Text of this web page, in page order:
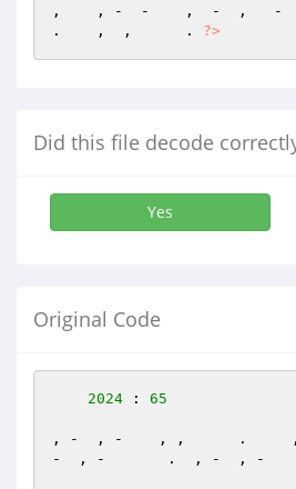
,    , -  -    ,  -  ,
.    ,  ,      . ?>
Did this file decode
Yes
Original Code
2024 : 65
, -  , -    , ,      .
-  , -       .  , -  , -